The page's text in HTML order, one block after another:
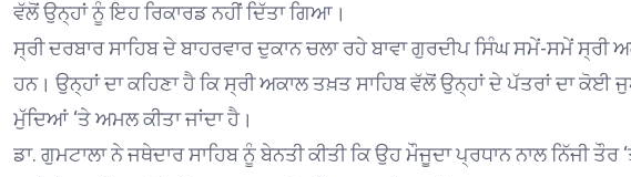
ਵੱਲੋਂ ਉਨ੍ਹਾਂ ਨੂੰ ਇਹ ਰਿਕਾਰਡ ਨਹੀਂ ਦਿੱਤਾ ਗਿਆ।
ਸ੍ਰੀ ਦਰਬਾਰ ਸਾਹਿਬ ਦੇ ਬਾਹਰਵਾਰ ਦੁਕਾਨ ਚਲਾ ਰਹੇ ਬਾਵਾ ਗੁਰਦੀਪ ਸਿੰਘ ਸਮੇਂ-ਸਮੇਂ
ਹਨ। ਉਨ੍ਹਾਂ ਦਾ ਕਹਿਣਾ ਹੈ ਕਿ ਸ੍ਰੀ ਅਕਾਲ ਤਖ਼ਤ ਸਾਹਿਬ ਵੱਲੋਂ ਉਨ੍ਹਾਂ ਦੇ ਪੱਤਰਾਂ ਦਾ ਕੋਈ
ਮੁੱਦਿਆਂ ‘ਤੇ ਅਮਲ ਕੀਤਾ ਜਾਂਦਾ ਹੈ।
ਡਾ. ਗੁਮਟਾਲਾ ਨੇ ਜਥੇਦਾਰ ਸਾਹਿਬ ਨੂੰ ਬੇਨਤੀ ਕੀਤੀ ਕਿ ਉਹ ਮੌਜੂਦਾ ਪ੍ਰਧਾਨ ਨਾਲ ਨਿੱਜੀ